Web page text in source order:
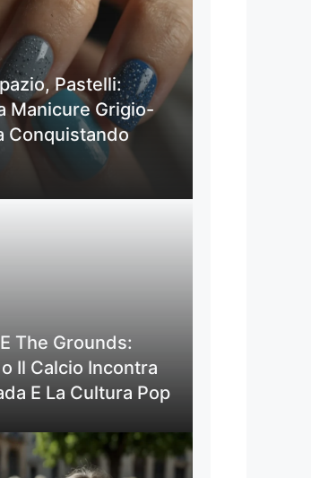
Pastelli:
Manicure Grigio-
Conquistando
The Grounds:
Il Calcio Incontra
E La Cultura Pop